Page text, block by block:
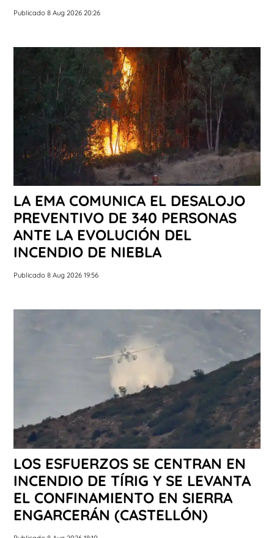
Publicado 8 Aug 2026 20:26
LA EMA COMUNICA EL DESALOJO
PREVENTIVO DE 340 PERSONAS
ANTE LA EVOLUCIÓN DEL
INCENDIO DE NIEBLA
Publicado 8 Aug 2026 19:56
LOS ESFUERZOS SE CENTRAN EN
INCENDIO DE TÍRIG Y SE LEVANTA
EL CONFINAMIENTO EN SIERRA
ENGARCERÁN (CASTELLÓN)